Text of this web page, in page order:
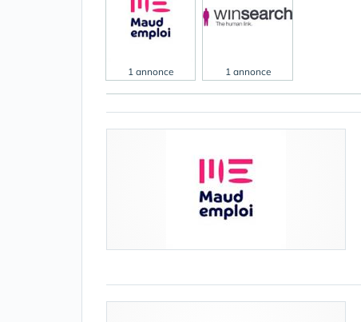
1 annonce 1 annonce